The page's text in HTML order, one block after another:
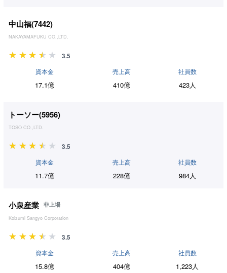
中山福(7442)
NAKAYAMAFUKU CO.,LTD.
3.5
資本金
17.1億
売上高
410億
社員数
423人
トーソー(5956)
TOSO CO.,LTD.
3.5
資本金
11.7億
売上高
228億
社員数
984人
小泉産業 非上場
Koizumi Sangyo Corporation
3.5
資本金
15.8億
売上高
404億
社員数
1,223人